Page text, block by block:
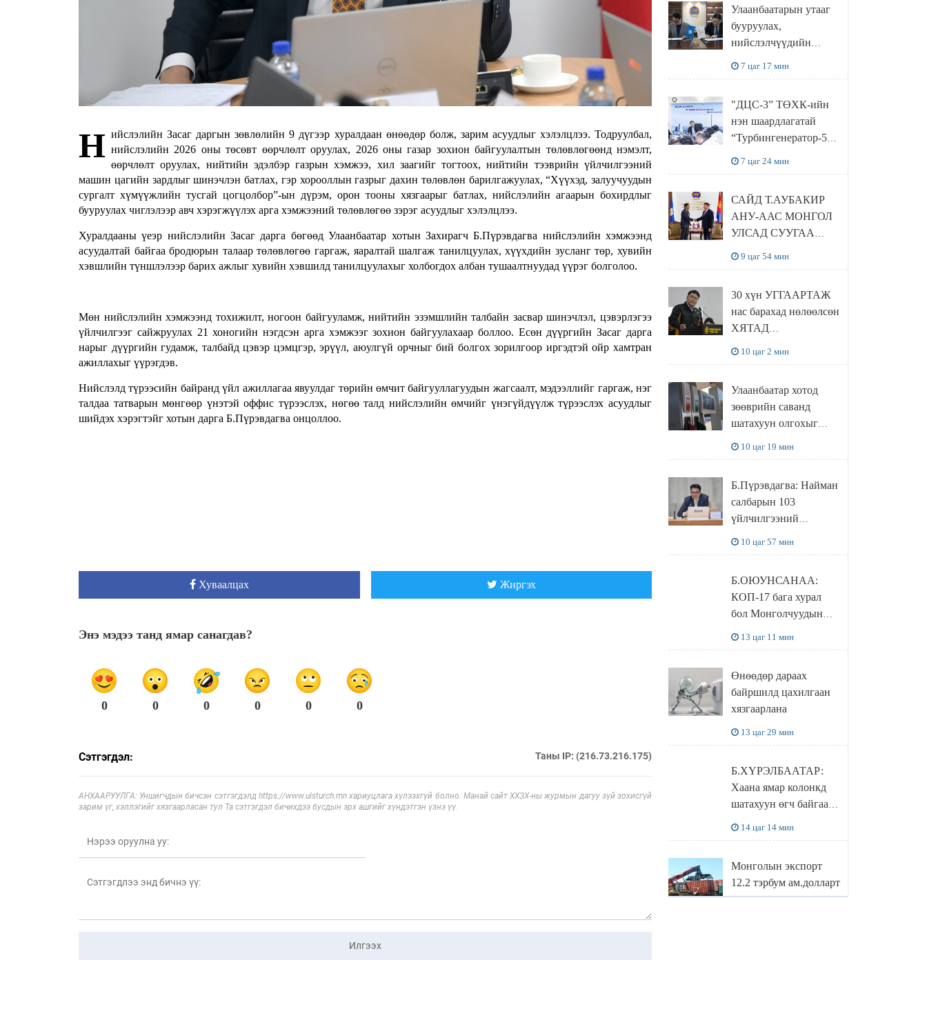
Н ийслэлийн Засаг даргын зөвлөлийн 9 дүгээр хуралдаан өнөөдөр болж, зарим асуудлыг хэлэлцлээ. Тодруулбал,
нийслэлийн 2026 оны төсөвт өөрчлөлт оруулах, 2026 оны газар зохион байгуулалтын төлөвлөгөөнд нэмэлт,
өөрчлөлт оруулах, нийтийн эдэлбэр газрын хэмжээ, хил заагийг тогтоох, нийтийн тээврийн үйлчилгээний
машин цагийн зардлыг шинэчлэн батлах, гэр хорооллын газрыг дахин төлөвлөн барилгажуулах, “Хүүхэд, залуучуудын
сургалт хүмүүжлийн тусгай цогцолбор”-ын дүрэм, орон тооны хязгаарыг батлах, нийслэлийн агаарын бохирдлыг
бууруулах чиглэлээр авч хэрэгжүүлэх арга хэмжээний төлөвлөгөө зэрэг асуудлыг хэлэлцлээ.
Хуралдааны үеэр нийслэлийн Засаг дарга бөгөөд Улаанбаатар хотын Захирагч Б.Пүрэвдагва нийслэлийн хэмжээнд
асуудалтай байгаа бродюрын талаар төлөвлөгөө гаргаж, яаралтай шалгаж танилцуулах, хүүхдийн зусланг төр, хувийн
хэвшлийн түншлэлээр барих ажлыг хувийн хэвшилд танилцуулахыг холбогдох албан тушаалтнуудад үүрэг болголоо.
Мөн нийслэлийн хэмжээнд тохижилт, ногоон байгууламж, нийтийн эзэмшлийн талбайн засвар шинэчлэл, цэвэрлэгээ
үйлчилгээг сайжруулах 21 хоногийн нэгдсэн арга хэмжээг зохион байгуулахаар боллоо. Есөн дүүргийн Засаг дарга
нарыг дүүргийн гудамж, талбайд цэвэр цэмцгэр, эрүүл, аюулгүй орчныг бий болгох зорилгоор иргэдтэй ойр хамтран
ажиллахыг үүрэгдэв.
Нийслэлд түрээсийн байранд үйл ажиллагаа явуулдаг төрийн өмчит байгууллагуудын жагсаалт, мэдээллийг гаргаж, нэг
талдаа татварын мөнгөөр үнэтэй оффис түрээслэх, нөгөө талд нийслэлийн өмчийг үнэгүйдүүлж түрээслэх асуудлыг
шийдэх хэрэгтэйг хотын дарга Б.Пүрэвдагва онцоллоо.
Хуваалцах Жиргэх
Энэ мэдээ танд ямар санагдав?
0 0 0 0 0 0
Сэтгэгдэл: Таны IP: (216.73.216.175)
АНХААРУУЛГА: Уншигчдын бичсэн сэтгэгдэлд https://www.ulsturch.mn хариуцлага хүлээхгүй болно. Манай сайт ХХЗХ-ны журмын дагуу зүй зохисгүй
зарим үг, хэллэгийг хязгаарласан тул Та сэтгэгдэл бичихдээ бусдын эрх ашгийг хүндэтгэн үзнэ үү.
Илгээх
НИЙТИЙН
ХЭЛЭЛЦҮҮЛЭГ
БОЛЛОО
Улаанбаатарын утааг
бууруулах,
нийслэлчүүдийн
баялгийн сан нэгдэл”
ХХК-тай хамтран
хэрэгжүүлнэ
7 цаг 17 мин
"ДЦС-3” ТӨХК-ийн
нэн шаардлагатай
“Турбингенератор-5”-
7 цаг 24 мин
САЙД Т.АУБАКИР
АНУ-ААС МОНГОЛ
УЛСАД СУУГАА
ХҮЛЭЭН АВЧ
УУЛЗЛАА
9 цаг 54 мин
30 хүн УГГААРТАЖ
нас барахад нөлөөлсөн
ХЯТАД
худалдаж авахаар
болжээ
10 цаг 2 мин
Улаанбаатар хотод
зөөврийн саванд
шатахуун олгохыг
10 цаг 19 мин
Б.Пүрэвдагва: Найман
салбарын 103
үйлчилгээний
нөхцөл бүрдэнэ
10 цаг 57 мин
Б.ОЮУНСАНАА:
КОП-17 бага хурал
бол Монголчуудын
ДЭЛХИЙД
СУРТАЛЧИЛАХ гол
бодлого
13 цаг 11 мин
Өнөөдөр дараах
байршилд цахилгаан
хязгаарлана
13 цаг 29 мин
Б.ХҮРЭЛБААТАР:
Хаана ямар колонкд
шатахуун өгч байгаа,
боломжтой
14 цаг 14 мин
Монголын экспорт
12.2 тэрбум ам.долларт
хүрэв